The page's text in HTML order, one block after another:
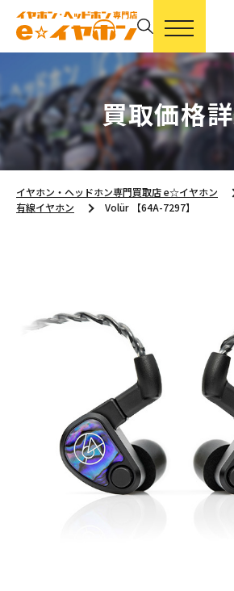
買取価格
イヤホン・ヘッドホン専門買取店 e☆イヤホン
有線イヤホン
Volür 【64A-7297】